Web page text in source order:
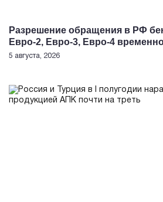
Разрешение обращения в РФ
Евро-2, Евро-3, Евро-4
5 августа, 2026